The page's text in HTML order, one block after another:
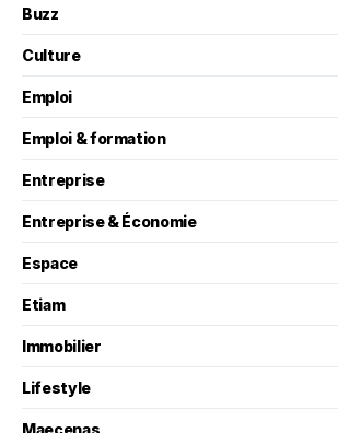
Buzz
Culture
Emploi
Emploi & formation
Entreprise
Entreprise & Économie
Espace
Etiam
Immobilier
Lifestyle
Maecenas